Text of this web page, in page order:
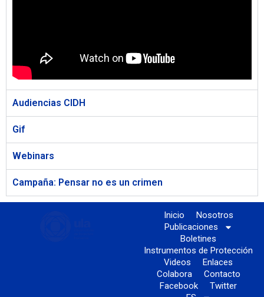
Audiencias CIDH
Gif
Webinars
Campaña: Pensar no es un crimen
Inicio
Nosotros
Publicaciones
Boletines
Instrumentos de Protección
Videos
Enlaces
Colabora
Contacto
Facebook
Twitter